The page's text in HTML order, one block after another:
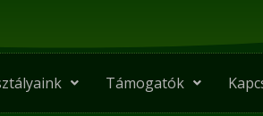
Támogatók